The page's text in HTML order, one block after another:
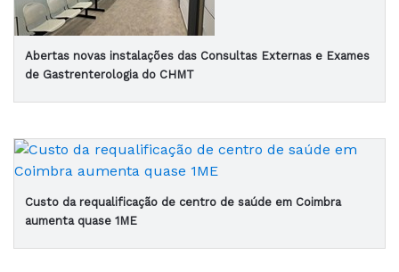
Abertas novas instalações das Consultas Externas e Exames
de Gastrenterologia do CHMT
Custo da requalificação de centro de saúde em Coimbra
aumenta quase 1ME